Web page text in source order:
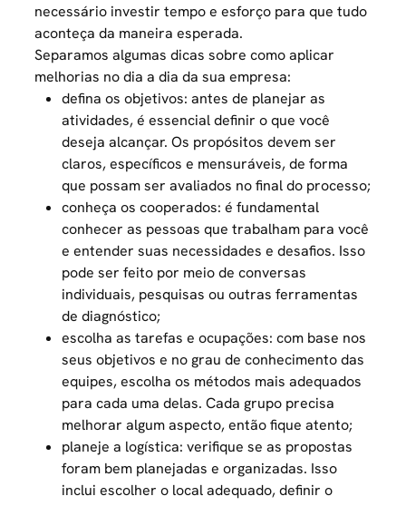
necessário investir tempo e esforço para que tudo
aconteça da maneira esperada.
Separamos algumas dicas sobre como aplicar
melhorias no dia a dia da sua empresa:
defina os objetivos: antes de planejar as
atividades, é essencial definir o que você
deseja alcançar. Os propósitos devem ser
claros, específicos e mensuráveis, de forma
que possam ser avaliados no final do processo;
conheça os cooperados: é fundamental
conhecer as pessoas que trabalham para você
e entender suas necessidades e desafios. Isso
pode ser feito por meio de conversas
individuais, pesquisas ou outras ferramentas
de diagnóstico;
escolha as tarefas e ocupações: com base nos
seus objetivos e no grau de conhecimento das
equipes, escolha os métodos mais adequados
para cada uma delas. Cada grupo precisa
melhorar algum aspecto, então fique atento;
planeje a logística: verifique se as propostas
foram bem planejadas e organizadas. Isso
inclui escolher o local adequado, definir o